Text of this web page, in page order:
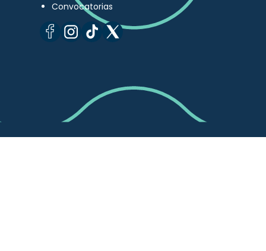
Convocatorias